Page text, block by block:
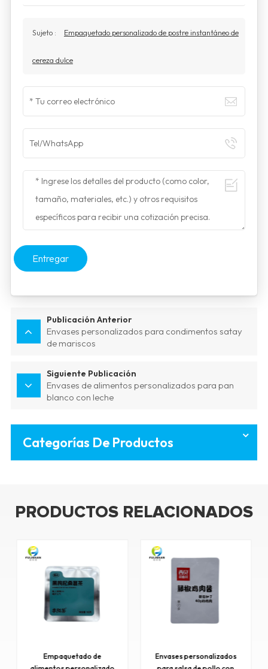
Sujeto : Empaquetado personalizado de postre instantáneo de
cereza dulce
Entregar
Publicación Anterior
Envases personalizados para condimentos satay
de mariscos
Siguiente Publicación
Envases de alimentos personalizados para pan
blanco con leche
Categorías De Productos
PRODUCTOS RELACIONADOS
Envases personalizados
Envases personalizados